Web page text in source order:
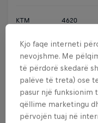
KTM 4620
Husqvarna
KTM 4165
KTM 4136
Kjo faqe interneti
nevojshme. Me
të përdorë skedarë
palëve të treta) ose
pasur një funksionim
qëllime marketingu
përvojën tuaj në